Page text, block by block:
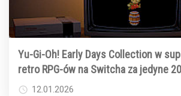
Yu-Gi-Oh! Early Days Collection w
retro RPG-ów na Switcha za jedyne
12.01.2026